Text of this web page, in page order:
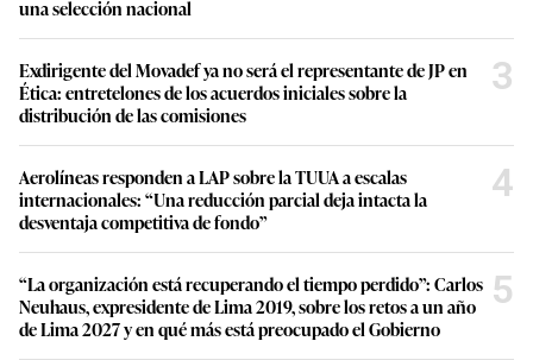
una selección nacional
Exdirigente del Movadef ya no será el representante de JP en
Ética: entretelones de los acuerdos iniciales sobre la
distribución de las comisiones
3
Aerolíneas responden a LAP sobre la TUUA a escalas
internacionales: “Una reducción parcial deja intacta la
desventaja competitiva de fondo”
4
“La organización está recuperando el tiempo perdido”: Carlos
Neuhaus, expresidente de Lima 2019, sobre los retos a un año
de Lima 2027 y en qué más está preocupado el Gobierno
5